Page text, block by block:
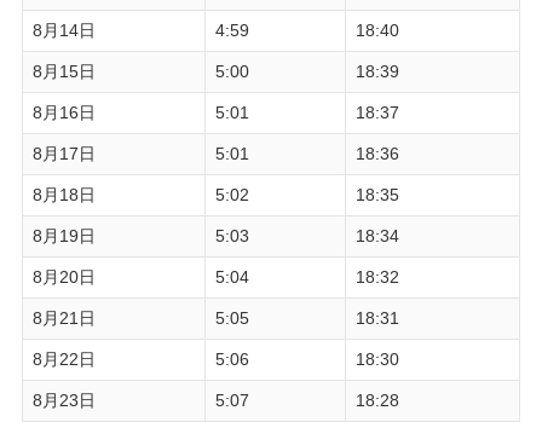
8月14日 4:59 18:40
8月15日 5:00 18:39
8月16日 5:01 18:37
8月17日 5:01 18:36
8月18日 5:02 18:35
8月19日 5:03 18:34
8月20日 5:04 18:32
8月21日 5:05 18:31
8月22日 5:06 18:30
8月23日 5:07 18:28